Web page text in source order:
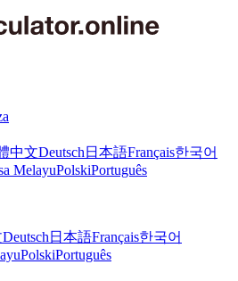
中文Deutsch 日本語Français한국어
MelayuPolskiPortuguês
Deutsch 日本語Français한국어
PolskiPortuguês